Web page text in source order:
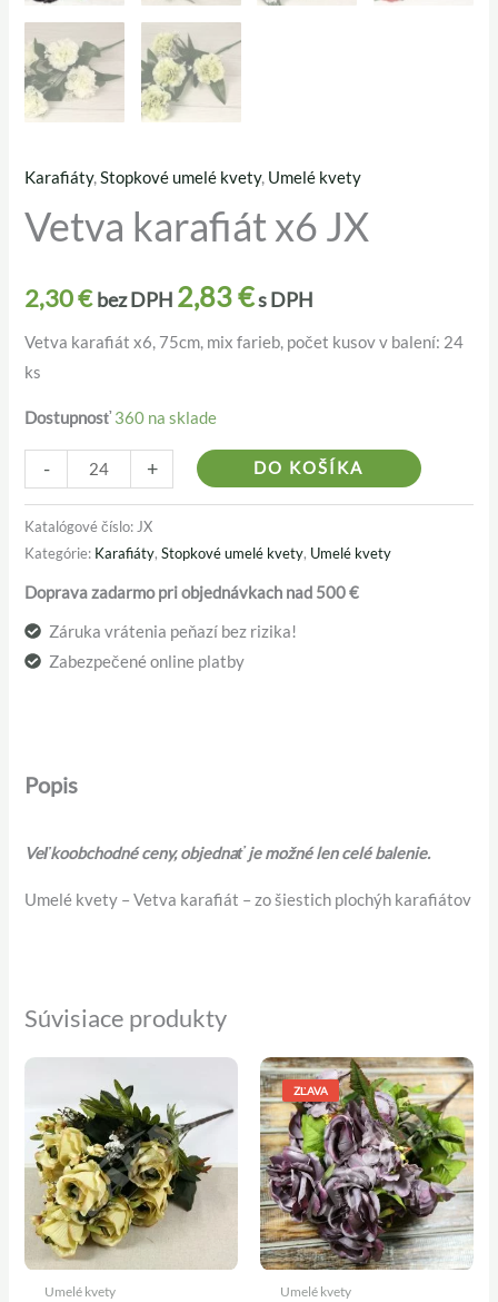
Karafiáty,Stopkové umelé kvety, Umelé kvety
Vetva karafiát x6 JX
2,30€ bez DPH 2,83€s DPH
Vetva karafiát x6, 75cm, mix farieb, počet kusov v balení: 24
ks
Dostupnosť 360 na sklade
-
množstvo
Vetva
karafiát
JX
+ DO KOŠÍKA
Katalógové číslo: JX
Kategórie: Karafiáty,Stopkové umelé kvety, Umelé kvety
Doprava zadarmo pri objednávkach nad 500 €
Záruka vrátenia peňazí bez rizika!
Zabezpečené online platby
Popis
Veľkoobchodné ceny, objednať je možné len celé balenie.
Umelé kvety – Vetva karafiát – zo šiestich plochýh karafiátov
Súvisiace produkty
Umelé kvety
ZĽAVA
Umelé kvety
Pôvodná
cena
bola:
5,60 €.
Aktuálna
cena
je:
4,90 €.